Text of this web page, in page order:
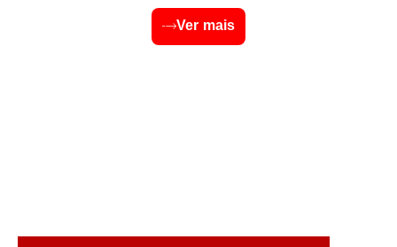
Ver mais